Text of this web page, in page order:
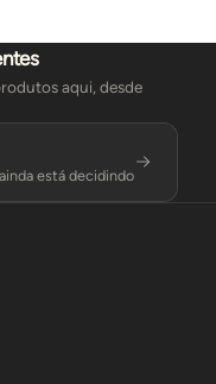
aqui, desde
está decidindo